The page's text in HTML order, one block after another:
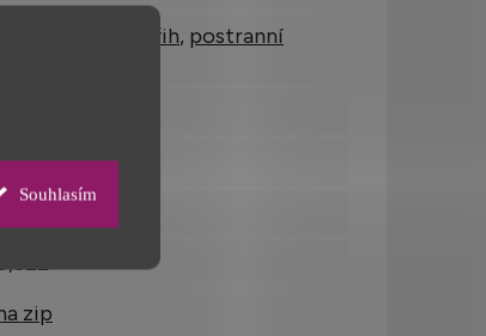
Souhlasím
klasický rovný střih, postranní
postava
zip